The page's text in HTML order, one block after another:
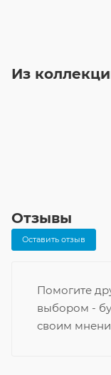
Из
Отзывы
Оставить отзыв
Помогите
выбором -
своим